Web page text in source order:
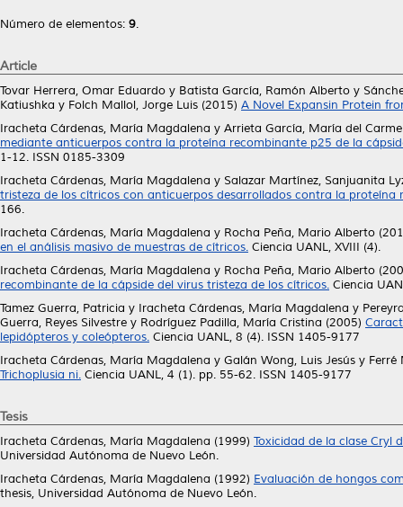
Número de elementos: 9.
Article
Tovar Herrera, Omar Eduardo y Batista García, Ramón Alberto y
Katiushka y Folch Mallol, Jorge Luis (2015) A Novel Expansin Protein
Iracheta Cárdenas, María Magdalena y Arrieta García, María del
mediante anticuerpos contra la proteína recombinante p25 de la
1-12. ISSN 0185-3309
Iracheta Cárdenas, María Magdalena y Salazar Martínez, Sanjuanita
tristeza de los cítricos con anticuerpos desarrollados contra la
166.
Iracheta Cárdenas, María Magdalena y Rocha Peña, Mario Alberto
en el análisis masivo de muestras de cítricos. Ciencia UANL, XVIII (4).
Iracheta Cárdenas, María Magdalena y Rocha Peña, Mario Alberto
recombinante de la cápside del virus tristeza de los cítricos. Ciencia
Tamez Guerra, Patricia y Iracheta Cárdenas, María Magdalena y
Guerra, Reyes Silvestre y Rodríguez Padilla, María Cristina (2005)
lepidópteros y coleópteros. Ciencia UANL, 8 (4). ISSN 1405-9177
Iracheta Cárdenas, María Magdalena y Galán Wong, Luis Jesús y Ferré
Trichoplusia ni. Ciencia UANL, 4 (1). pp. 55-62. ISSN 1405-9177
Tesis
Iracheta Cárdenas, María Magdalena (1999) Toxicidad de la clase Cryl
Universidad Autónoma de Nuevo León.
Iracheta Cárdenas, María Magdalena (1992) Evaluación de hongos
thesis, Universidad Autónoma de Nuevo León.